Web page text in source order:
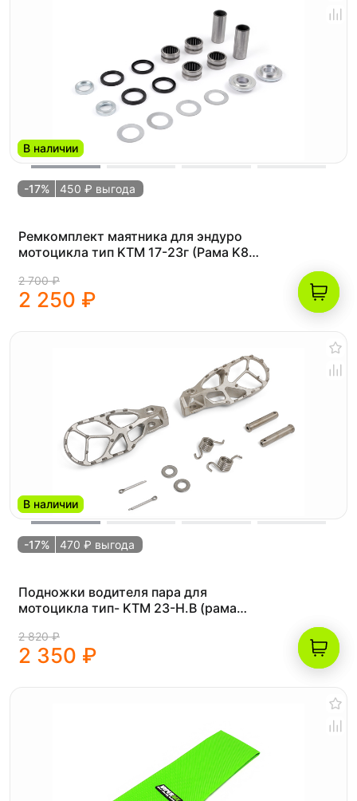
В наличии
-17% 450 ₽ выгода
Ремкомплект маятника для эндуро
мотоцикла тип KTM 17-23г (Рама K8)
2 700 ₽
2 250 ₽
В наличии
-17% 470 ₽ выгода
Подножки водителя пара для
мотоцикла тип- KTM 23-Н.В (рама
2 820 ₽
2 350 ₽